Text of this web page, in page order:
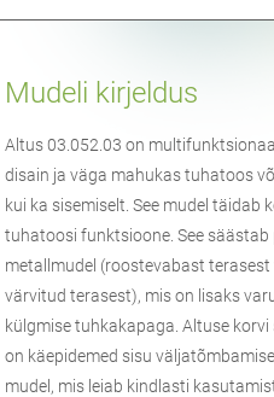
Mudeli kirjeldus
Altus 03.052.03 on
disain ja väga mahukas tuhatoos
kui ka sisemiselt. See mudel täidab
tuhatoosi funktsioone. See
metallmudel (roostevabast
värvitud terasest), mis on lisaks
külgmise tuhkakapaga. Altuse
on käepidemed sisu
mudel, mis leiab kindlasti